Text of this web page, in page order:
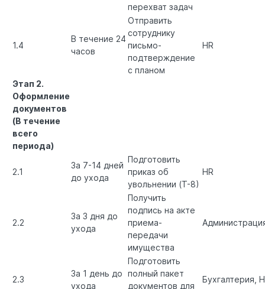
перехват задач
1.4
В течение 24
часов
Отправить
сотруднику
письмо-
подтверждение
с планом
HR
Этап 2.
Оформление
документов
(В течение
всего
периода)
2.1
За 7-14 дней
до ухода
Подготовить
приказ об
увольнении (Т-8)
HR
2.2
За 3 дня до
ухода
Получить
подпись на акте
приема-
передачи
имущества
2.3
За 1 день до
ухода
Подготовить
полный пакет
документов для
Бухгалтерия,